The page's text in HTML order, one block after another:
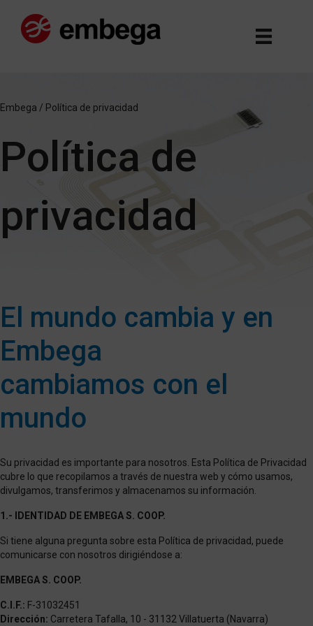
Embega / Política de privacidad
Política de
privacidad
El mundo cambia y en
Embega
cambiamos con el
mundo
Su privacidad es importante para nosotros. Esta Política de Privacidad
cubre lo que recopilamos a través de nuestra web y cómo usamos,
divulgamos, transferimos y almacenamos su información.
1.- IDENTIDAD DE EMBEGA S. COOP.
Si tiene alguna pregunta sobre esta Política de privacidad, puede
comunicarse con nosotros dirigiéndose a:
EMBEGA S. COOP.
C.I.F.: F-31032451
Dirección: Carretera Tafalla, 10 - 31132 Villatuerta (Navarra)